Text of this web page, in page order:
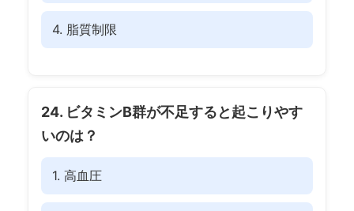
4. 脂質制限
24. ビタミンB群が不足すると起こりやす
いのは？
1. 高血圧